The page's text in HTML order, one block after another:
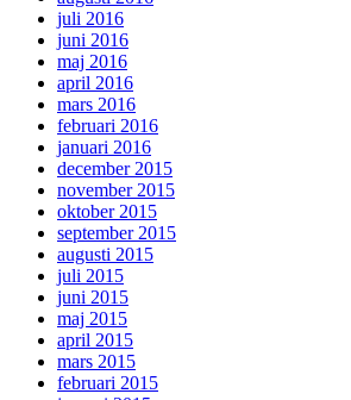
juli 2016
juni 2016
maj 2016
april 2016
mars 2016
februari 2016
januari 2016
december 2015
november 2015
oktober 2015
september 2015
augusti 2015
juli 2015
juni 2015
maj 2015
april 2015
mars 2015
februari 2015